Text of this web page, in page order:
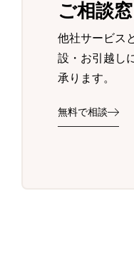
ご相談窓
他社サービス
設・お引越し
承ります。
無料で相談